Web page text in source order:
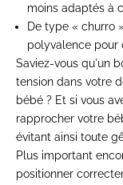
moins adaptés à
De type « churro
polyvalence pour
Saviez-vous qu'un
tension dans votre
bébé ? Et si vous
rapprocher votre
évitant ainsi toute
Plus important
positionner